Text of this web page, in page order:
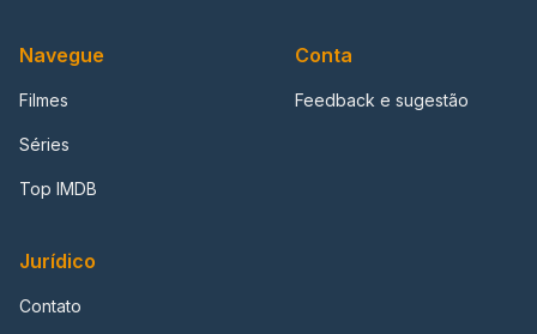
Navegue
Filmes
Séries
Top IMDB
Conta
Feedback e sugestão
Jurídico
Contato